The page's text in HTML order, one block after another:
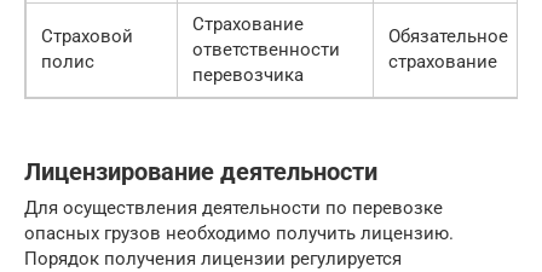
Страховой
полис
Страхование
ответственности
перевозчика
Обязательное
страхование
Лицензирование деятельности
Для осуществления деятельности по перевозке
опасных грузов необходимо получить лицензию.
Порядок получения лицензии регулируется